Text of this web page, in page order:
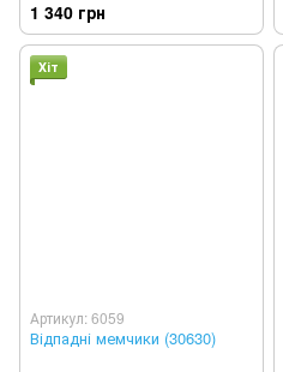
Wars of the Battle Wizards:
Duel at Mt: Skullzfyre)
1 340 грн
Хіт
Артикул: 6059
Відпадні мемчики (30630)